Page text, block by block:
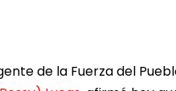
de la Fuerza del